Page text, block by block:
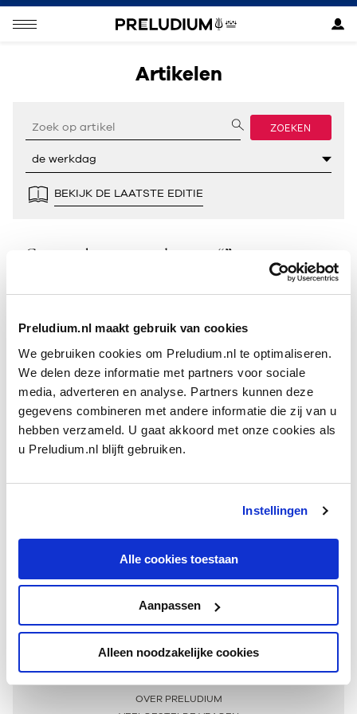
Preludium.nl maakt gebruik van cookies
We gebruiken cookies om Preludium.nl te optimaliseren.
We delen deze informatie met partners voor sociale
media, adverteren en analyse. Partners kunnen deze
gegevens combineren met andere informatie die zij van u
hebben verzameld. U gaat akkoord met onze cookies als
u Preludium.nl blijft gebruiken.
Instellingen
Alle cookies toestaan
Aanpassen
Alleen noodzakelijke cookies
Artikelen
ZOEKEN
BEKIJK DE LAATSTE EDITIE
Geen resultaten gevonden voor “”.
Meer informatie
OVER PRELUDIUM